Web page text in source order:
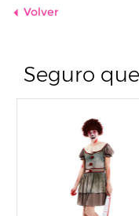
Volver
Seguro